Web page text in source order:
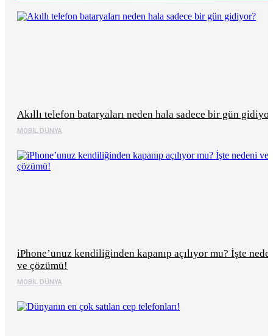
MOBIL DÜNYA
Akıllı telefon bataryaları neden hala sadece bir gün
MOBIL DÜNYA
iPhone’unuz kendiliğinden kapanıp açılıyor mu? İşte
ve çözümü!